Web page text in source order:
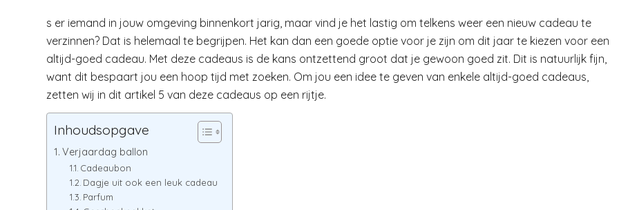
s er iemand in jouw omgeving binnenkort jarig, maar vind je het lastig om telkens weer een nieuw cadeau te
verzinnen? Dat is helemaal te begrijpen. Het kan dan een goede optie voor je zijn om dit jaar te kiezen voor een
altijd-goed cadeau. Met deze cadeaus is de kans ontzettend groot dat je gewoon goed zit. Dit is natuurlijk fijn,
want dit bespaart jou een hoop tijd met zoeken. Om jou een idee te geven van enkele altijd-goed cadeaus,
zetten wij in dit artikel 5 van deze cadeaus op een rijtje.
Inhoudsopgave
Verjaardag ballon
Cadeaubon
Dagje uit ook een leuk cadeau
Parfum